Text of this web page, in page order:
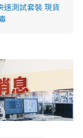
速測試套裝 現貨